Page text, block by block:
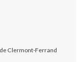
Clermont-Ferrand